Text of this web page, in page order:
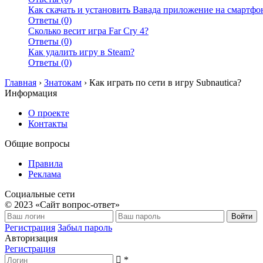
Как скачать и установить Вавада приложение на
Ответы (0)
Сколько весит игра Far Cry 4?
Ответы (0)
Как удалить игру в Steam?
Ответы (0)
Главная › Знатокам › Как играть по сети в игру Subnautica?
Информация
О проекте
Контакты
Общие вопросы
Правила
Реклама
Социальные сети
© 2023 «Сайт вопрос-ответ»
Войти
Регистрация Забыл пароль
Авторизация
Регистрация
*